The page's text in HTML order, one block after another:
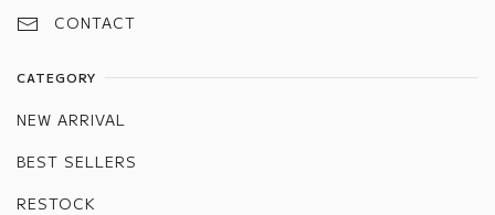
CONTACT
CATEGORY
NEW ARRIVAL
BEST SELLERS
RESTOCK